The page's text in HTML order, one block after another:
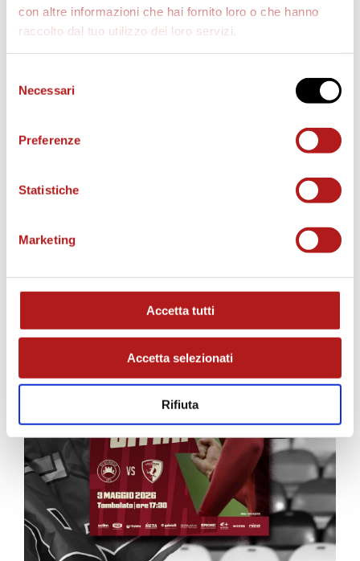
con altre informazioni che hai fornito loro o che hanno
raccolto dal tuo utilizzo dei loro servizi.
delNecessari
Preferenze
Statistiche
Marketing
Accetta tutti
Accetta selezionati
Rifiuta
MATCH PROGRAM